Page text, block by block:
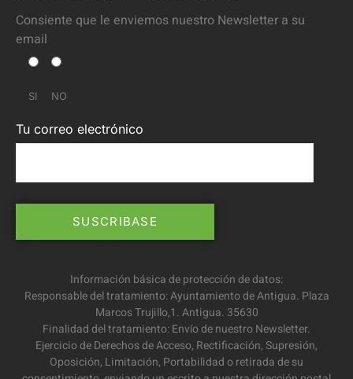
Consiente que le enviemos nuestro Newsletter a su
email
SI NO
Tu correo electrónico
Información básica de protección de datos:
Responsable del tratamiento: Ayuntamiento de Antigua. Plaza
Marcos Trujillo,1. Antigua. 35630
Finalidad del tratamiento: Envío de nuestro Newsletter.
Ejercicio de Derechos de Acceso, Rectificación, Supresión,
Oposición, Limitación, Portabilidad o retirada de su